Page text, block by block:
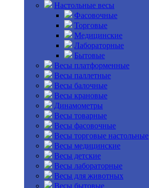
Настольные весы
Фасовочные
Торговые
Медицинские
Лабораторные
Бытовые
Весы платформенные
Весы паллетные
Весы балочные
Весы крановые
Динамометры
Весы товарные
Весы фасовочные
Весы торговые настольные
Весы медицинские
Весы детские
Весы лабораторные
Весы для животных
Весы бытовые